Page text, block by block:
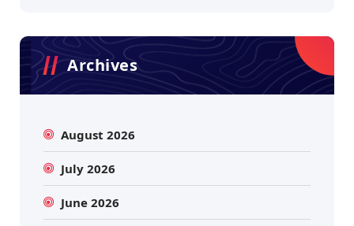
Archives
August 2026
July 2026
June 2026